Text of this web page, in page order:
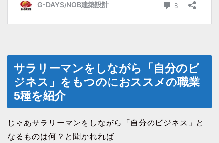
サラリーマンをしながら「自分のビ
ジネス」をもつのにおススメの職業
5種を紹介
じゃあサラリーマンをしながら「自分のビジネス」と
なるものは何？と聞かれれば